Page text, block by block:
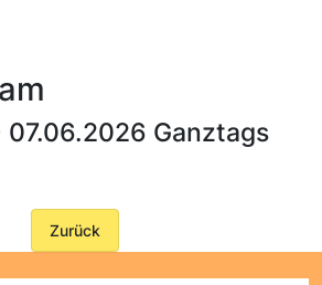
Ganztags
Zurück